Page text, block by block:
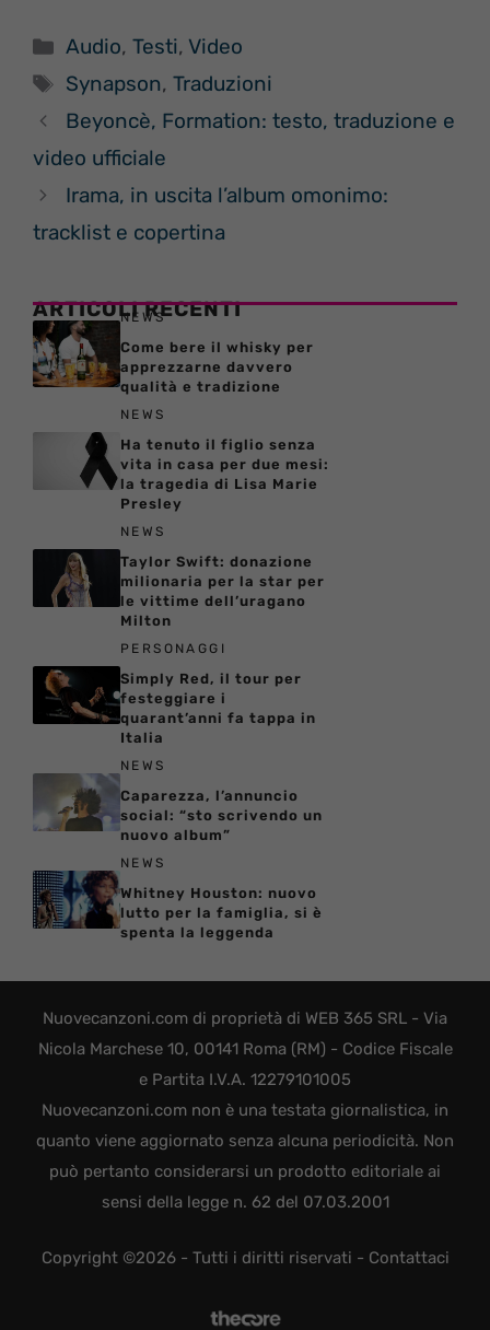
Categorie
Audio,Testi,Video
Tag
Synapson,Traduzioni
Beyoncè, Formation: testo, traduzione e
video ufficiale
Irama, in uscita l’album omonimo:
tracklist e copertina
ARTICOLI RECENTI
NEWS
Come bere il whisky per
apprezzarne davvero
qualità e tradizione
NEWS
Ha tenuto il figlio senza
vita in casa per due mesi:
la tragedia di Lisa Marie
Presley
NEWS
Taylor Swift: donazione
milionaria per la star per
le vittime dell’uragano
Milton
PERSONAGGI
Simply Red, il tour per
festeggiare i
quarant’anni fa tappa in
Italia
NEWS
Caparezza, l’annuncio
social: “sto scrivendo un
nuovo album”
NEWS
Whitney Houston: nuovo
lutto per la famiglia, si è
spenta la leggenda
Nuovecanzoni.com di proprietà di WEB 365 SRL - Via
Nicola Marchese 10, 00141 Roma (RM) - Codice Fiscale
e Partita I.V.A. 12279101005
Nuovecanzoni.com non è una testata giornalistica, in
quanto viene aggiornato senza alcuna periodicità. Non
può pertanto considerarsi un prodotto editoriale ai
sensi della legge n. 62 del 07.03.2001
Copyright ©2026 - Tutti i diritti riservati - Contattaci